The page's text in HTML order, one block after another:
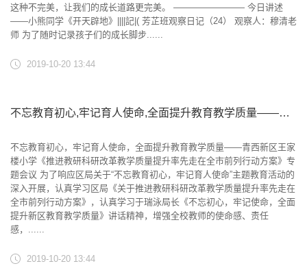
这种不完美，让我们的成长道路更完美。 ———————— 今日讲述
——小熊同学《开天辟地》||||記|( 芳芷班观察日记（24） 观察人：穆清老
师 为了随时记录孩子们的成长脚步......
2019-10-20 13:44
不忘教育初心,牢记育人使命,全面提升教育教学质量——《推进教研科研改革教学质量提升率先走在全市前列行动方案》专题会议
不忘教育初心，牢记育人使命，全面提升教育教学质量——青西新区王家
楼小学《推进教研科研改革教学质量提升率先走在全市前列行动方案》专
题会议 为了响应区局关于“不忘教育初心，牢记育人使命”主题教育活动的
深入开展，认真学习区局《关于推进教研科研改革教学质量提升率先走在
全市前列行动方案》，认真学习于瑞泳局长《不忘初心，牢记使命，全面
提升新区教育教学质量》讲话精神，增强全校教师的使命感、责任
感，......
2019-10-20 13:44